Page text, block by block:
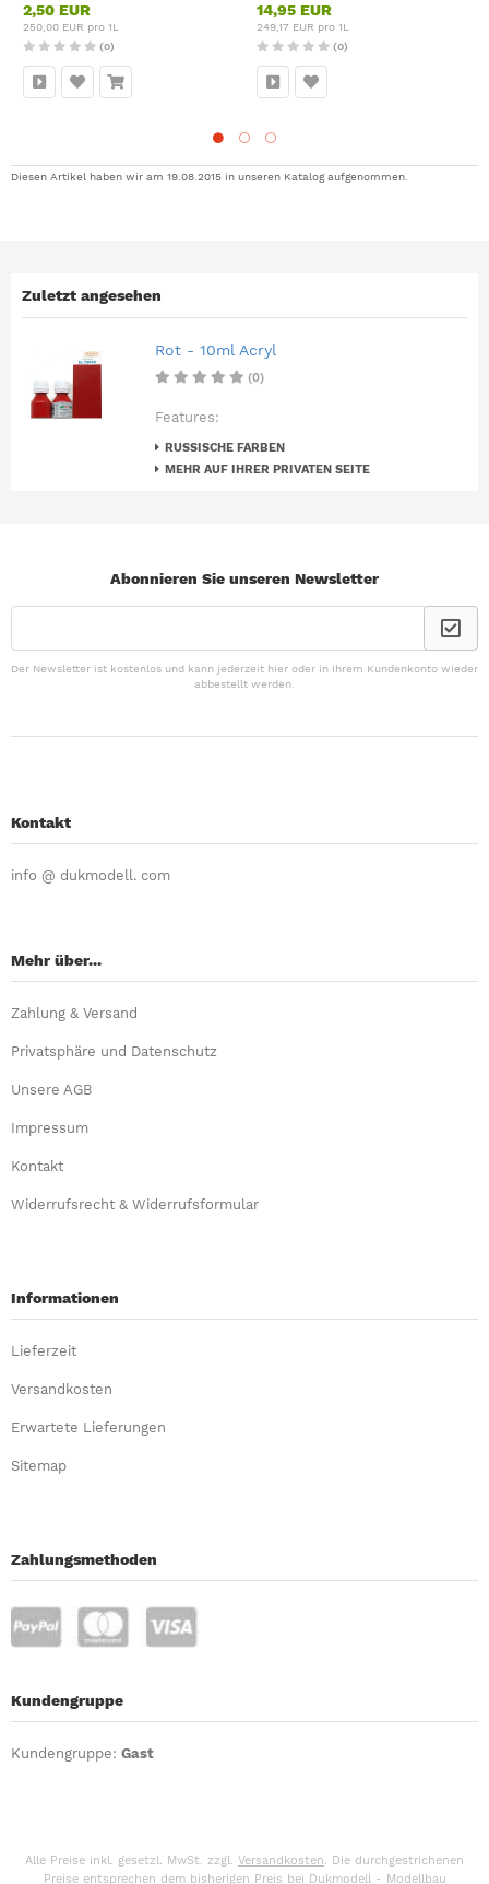
2,50 EUR
250,00 EUR pro 1L
(0)
14,95 EUR
249,17 EUR pro 1L
(0)
Diesen Artikel haben wir am 19.08.2015 in unseren Katalog aufgenommen.
Zuletzt angesehen
Rot - 10ml Acryl
(0)
Features:
RUSSISCHE FARBEN
MEHR AUF IHRER PRIVATEN SEITE
Abonnieren Sie unseren Newsletter
Der Newsletter ist kostenlos und kann jederzeit hier oder in Ihrem Kundenkonto wieder
abbestellt werden.
Kontakt
info @ dukmodell. com
Mehr über...
Zahlung & Versand
Privatsphäre und Datenschutz
Unsere AGB
Impressum
Kontakt
Widerrufsrecht & Widerrufsformular
Informationen
Lieferzeit
Versandkosten
Erwartete Lieferungen
Sitemap
Zahlungsmethoden
Kundengruppe
Kundengruppe: Gast
Alle Preise inkl. gesetzl. MwSt. zzgl. Versandkosten. Die durchgestrichenen
Preise entsprechen dem bisherigen Preis bei Dukmodell - Modellbau